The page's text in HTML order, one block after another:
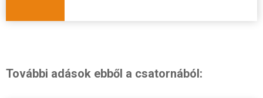
További adások ebből a csatornából: